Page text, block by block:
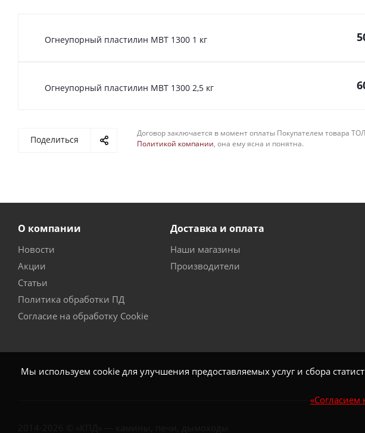
Мы используем cookie для улучшения предоставляемых услуг и сбора
«Согласием
Огнеупорный пластилин МВТ 1300 1 кг
Огнеупорный пластилин МВТ 1300 2,5 кг
Поделиться
Договор заключается в момент оплаты Покупателем товара
Политикой компании, она ему ясна и понятна.
О компании
Новости
Акции
Статьи
Политика обработки ПД
Согласие на обработку Cookie
Доставка и оплата
Наши магазины
Производители